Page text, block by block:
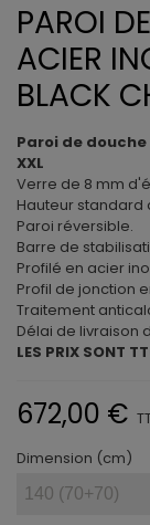
PAROI
ACIER
BLACK
Paroi de douche
XXL
Verre de 8 mm
Hauteur standard
Paroi réversible.
Barre de
Profilé en acier
Profil de jonction
Traitement
Délai de livraison
LES PRIX SONT
672,00 €
Dimension (cm)